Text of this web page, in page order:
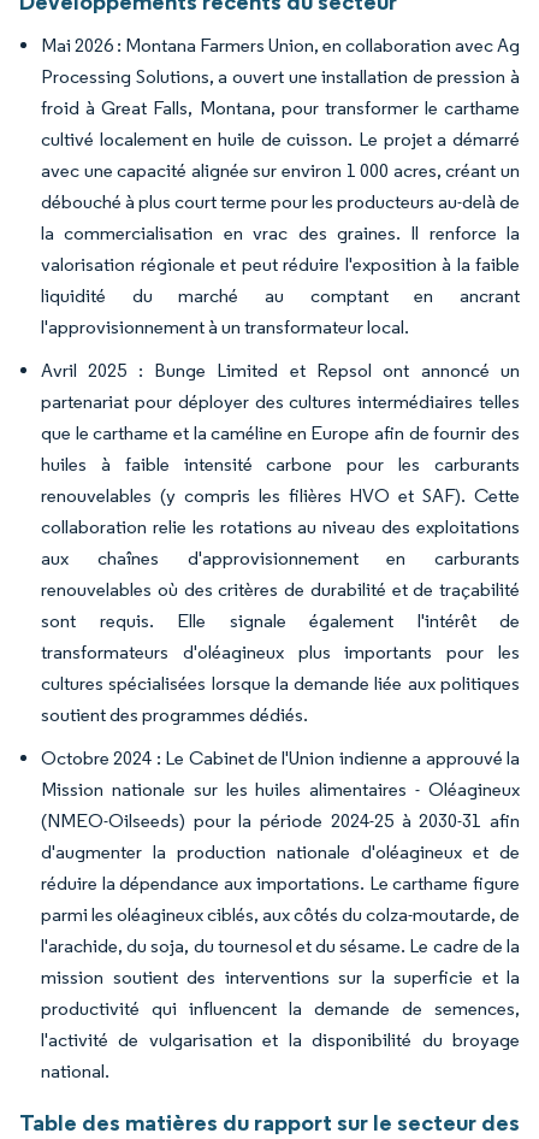
Mai 2026 : Montana Farmers Union, en collaboration avec Ag
Processing Solutions, a ouvert une installation de pression à
froid à Great Falls, Montana, pour transformer le carthame
cultivé localement en huile de cuisson. Le projet a démarré
avec une capacité alignée sur environ 1 000 acres, créant un
débouché à plus court terme pour les producteurs au-delà de
la commercialisation en vrac des graines. Il renforce la
valorisation régionale et peut réduire l'exposition à la faible
liquidité du marché au comptant en ancrant
l'approvisionnement à un transformateur local.
Avril 2025 : Bunge Limited et Repsol ont annoncé un
partenariat pour déployer des cultures intermédiaires telles
que le carthame et la caméline en Europe afin de fournir des
huiles à faible intensité carbone pour les carburants
renouvelables (y compris les filières HVO et SAF). Cette
collaboration relie les rotations au niveau des exploitations
aux chaînes d'approvisionnement en carburants
renouvelables où des critères de durabilité et de traçabilité
sont requis. Elle signale également l'intérêt de
transformateurs d'oléagineux plus importants pour les
cultures spécialisées lorsque la demande liée aux politiques
soutient des programmes dédiés.
Octobre 2024 : Le Cabinet de l'Union indienne a approuvé la
Mission nationale sur les huiles alimentaires - Oléagineux
(NMEO-Oilseeds) pour la période 2024-25 à 2030-31 afin
d'augmenter la production nationale d'oléagineux et de
réduire la dépendance aux importations. Le carthame figure
parmi les oléagineux ciblés, aux côtés du colza-moutarde, de
l'arachide, du soja, du tournesol et du sésame. Le cadre de la
mission soutient des interventions sur la superficie et la
productivité qui influencent la demande de semences,
l'activité de vulgarisation et la disponibilité du broyage
national.
Table des matières du rapport sur le secteur des